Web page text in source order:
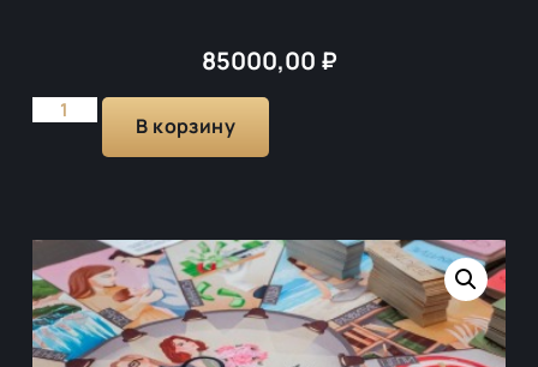
85000,00 ₽
В корзину